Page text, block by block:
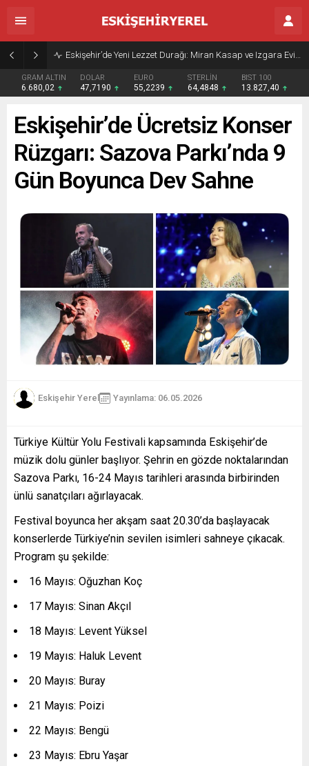
Eskişehir’de Yeni Lezzet Durağı: Miran Kasap ve Izgara Evi Açıldı
GRAM ALTIN
6.680,02
DOLAR
47,7190
EURO
55,2239
STERLİN
64,4848
BIST 100
13.827,40
Eskişehir’de Ücretsiz Konser
Rüzgarı: Sazova Parkı’nda 9
Gün Boyunca Dev Sahne
Eskişehir Yerel Yayınlama: 06.05.2026
Türkiye Kültür Yolu Festivali kapsamında Eskişehir’de
müzik dolu günler başlıyor. Şehrin en gözde noktalarından
Sazova Parkı, 16-24 Mayıs tarihleri arasında birbirinden
ünlü sanatçıları ağırlayacak.
Festival boyunca her akşam saat 20.30’da başlayacak
konserlerde Türkiye’nin sevilen isimleri sahneye çıkacak.
Program şu şekilde:
16 Mayıs: Oğuzhan Koç
17 Mayıs: Sinan Akçıl
18 Mayıs: Levent Yüksel
19 Mayıs: Haluk Levent
20 Mayıs: Buray
21 Mayıs: Poizi
22 Mayıs: Bengü
23 Mayıs: Ebru Yaşar